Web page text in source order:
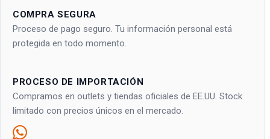
COMPRA SEGURA
Proceso de pago seguro. Tu información personal está
protegida en todo momento.
PROCESO DE IMPORTACIÓN
Compramos en outlets y tiendas oficiales de EE.UU. Stock
limitado con precios únicos en el mercado.